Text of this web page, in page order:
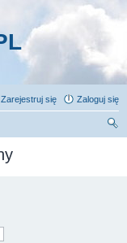
Zaloguj się
Zarejestruj się